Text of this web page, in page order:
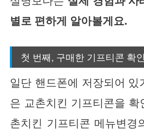
별로 편하게 알아볼게요.
첫 번째, 구매한 기프티콘 확
일단 핸드폰에 저장되어 있
은 교촌치킨 기프티콘을 확
촌치킨 기프티콘 메뉴변경